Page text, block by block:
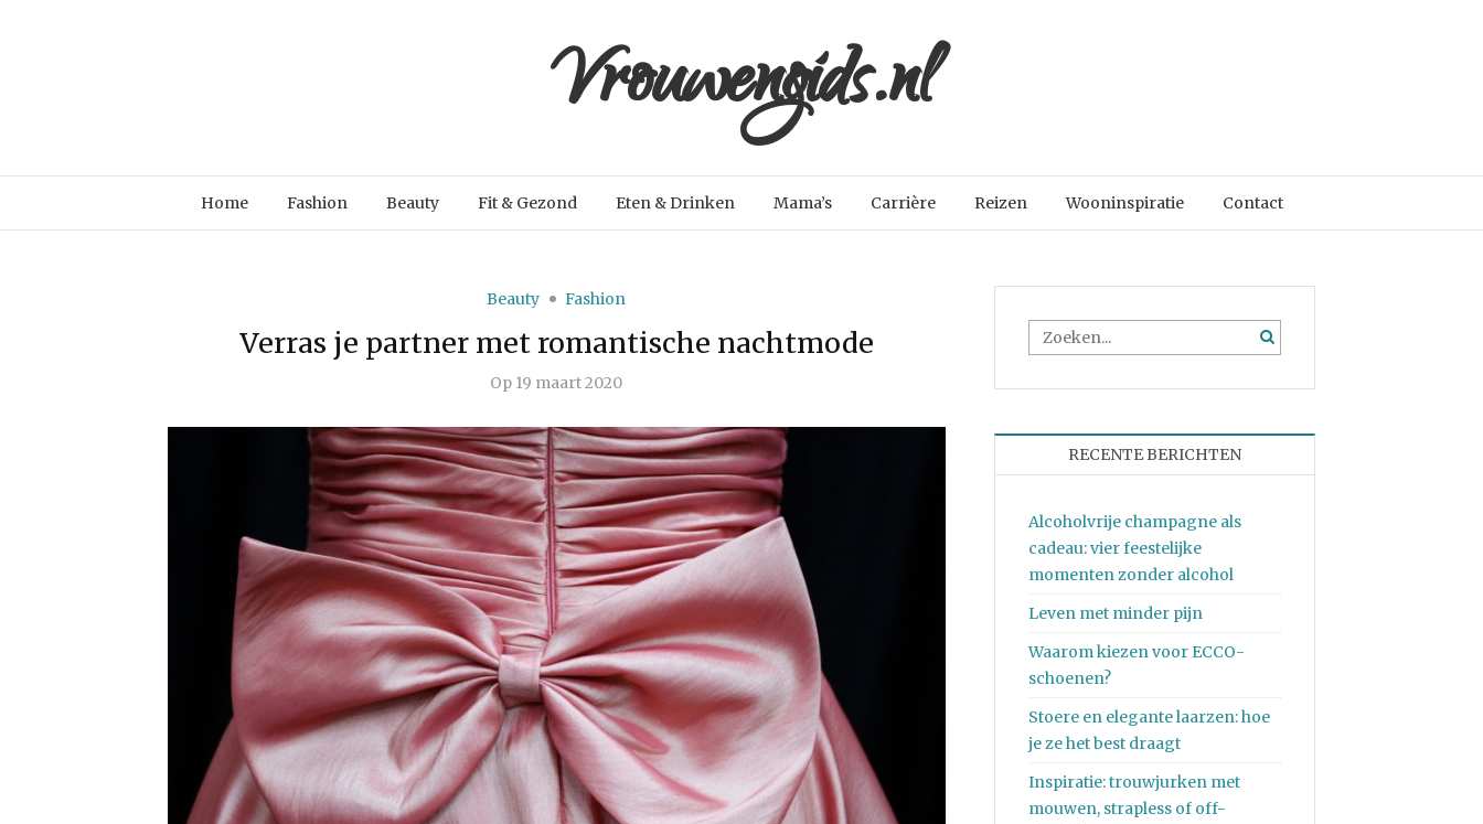
Vrouwengids.nl
Home Fashion Beauty Fit & Gezond Eten & Drinken Mama’s Carrière Reizen Wooninspiratie Contact
Beauty Fashion
Verras je partner met romantische nachtmode
Op 19 maart 2020
RECENTE BERICHTEN
Alcoholvrije champagne als
cadeau: vier feestelijke
momenten zonder alcohol
Leven met minder pijn
Waarom kiezen voor ECCO-
schoenen?
Stoere en elegante laarzen: hoe
je ze het best draagt
Inspiratie: trouwjurken met
mouwen, strapless of off-